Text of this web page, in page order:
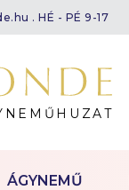
. HÉ - PÉ 9-17
ÁGYNEMŰ